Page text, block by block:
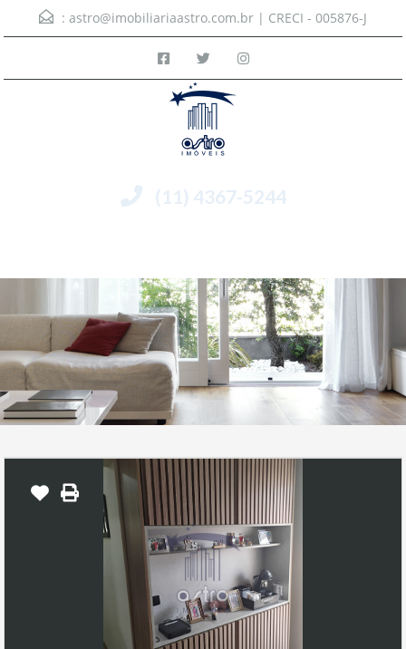
: astro@imobiliariaastro.com.br | CRECI - 005876-J
(11) 4367-5244